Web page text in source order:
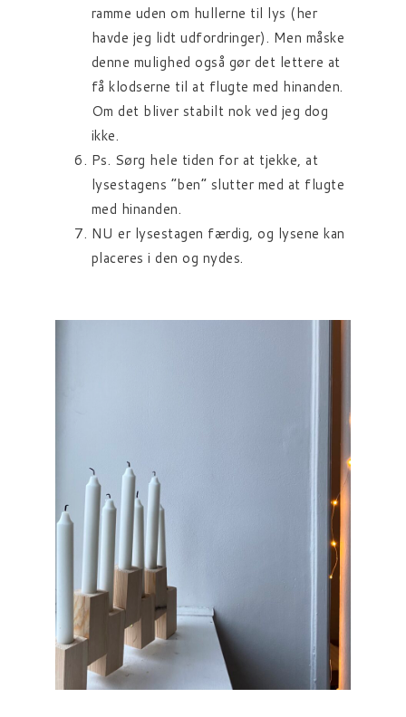
ramme uden om hullerne til lys (her
havde jeg lidt udfordringer). Men måske
denne mulighed også gør det lettere at
få klodserne til at flugte med hinanden.
Om det bliver stabilt nok ved jeg dog
ikke.
Ps. Sørg hele tiden for at tjekke, at
lysestagens “ben” slutter med at flugte
med hinanden.
NU er lysestagen færdig, og lysene kan
placeres i den og nydes.